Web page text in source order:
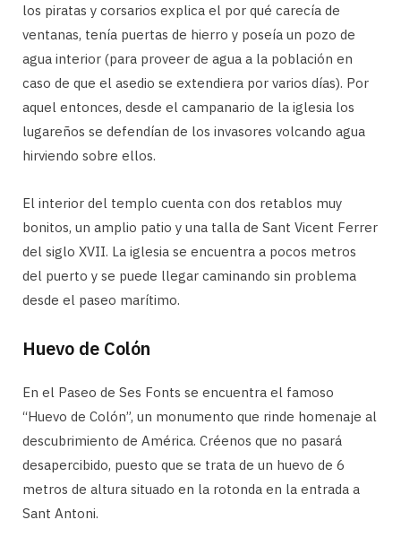
los piratas y corsarios explica el por qué carecía de
ventanas, tenía puertas de hierro y poseía un pozo de
agua interior (para proveer de agua a la población en
caso de que el asedio se extendiera por varios días). Por
aquel entonces, desde el campanario de la iglesia los
lugareños se defendían de los invasores volcando agua
hirviendo sobre ellos.
El interior del templo cuenta con dos retablos muy
bonitos, un amplio patio y una talla de Sant Vicent Ferrer
del siglo XVII. La iglesia se encuentra a pocos metros
del puerto y se puede llegar caminando sin problema
desde el paseo marítimo.
Huevo de Colón
En el Paseo de Ses Fonts se encuentra el famoso
“Huevo de Colón”, un monumento que rinde homenaje al
descubrimiento de América. Créenos que no pasará
desapercibido, puesto que se trata de un huevo de 6
metros de altura situado en la rotonda en la entrada a
Sant Antoni.